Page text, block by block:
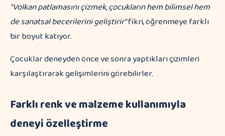
"Volkan patlamasını çizmek, çocukların hem bilimsel hem
de sanatsal becerilerini geliştirir"fikri, öğrenmeye farklı
bir boyut katıyor.
Çocuklar deneyden önce ve sonra yaptıkları çizimleri
karşılaştırarak gelişimlerini görebilirler.
Farklı renk ve malzeme kullanımıyla
deneyi özelleştirme